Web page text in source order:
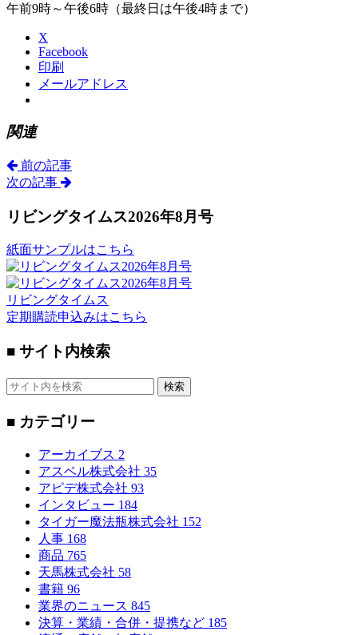
午前9時～午後6時（最終日は午後4時まで）
X
Facebook
印刷
メールアドレス
関連
前の記事
次の記事
リビングタイムス2026年8月号
紙面サンプルはこちら
リビングタイムス
定期購読申込みはこちら
■ サイト内検索
検索
■ カテゴリー
アーカイブス 2
アスベル株式会社 35
アピデ株式会社 93
インタビュー 184
タイガー魔法瓶株式会社 152
人事 168
商品 765
天馬株式会社 58
書籍 96
業界のニュース 845
決算・業績・合併・提携など 185